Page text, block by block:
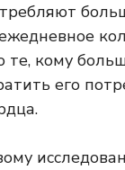
те, кому
его